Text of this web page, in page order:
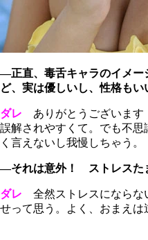
―正直、毒舌キャラのイメー
ど、実は優しいし、性格もい
ダレ ありがとうございま
誤解されやすくて。でも不
く言えないし我慢しちゃう。
―それは意外！ ストレスた
ダレ 全然ストレスにならな
せって思う。よく、おまえは